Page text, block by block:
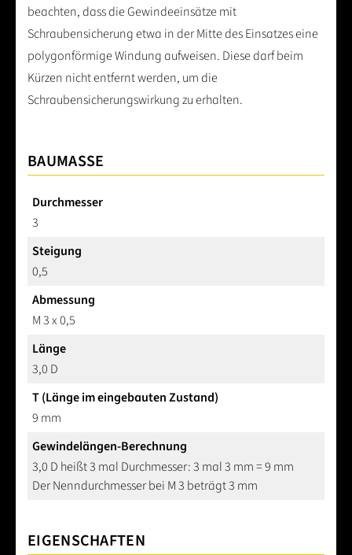
beachten, dass die Gewindeeinsätze mit
Schraubensicherung etwa in der Mitte des Einsatzes eine
polygonförmige Windung aufweisen. Diese darf beim
Kürzen nicht entfernt werden, um die
Schraubensicherungswirkung zu erhalten.
BAUMASSE
Durchmesser
3
Steigung
0,5
Abmessung
M 3 x 0,5
Länge
3,0 D
T (Länge im eingebauten Zustand)
9 mm
Gewindelängen-Berechnung
3,0 D heißt 3 mal Durchmesser: 3 mal 3 mm = 9 mm
Der Nenndurchmesser bei M 3 beträgt 3 mm
EIGENSCHAFTEN